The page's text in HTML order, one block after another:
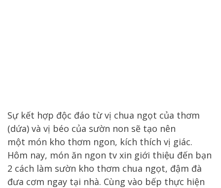
Sự kết hợp độc đáo từ vị chua ngọt của thơm
(dứa) và vị béo của sườn non sẽ tạo nên
một món kho thơm ngon, kích thích vị giác.
Hôm nay, món ăn ngon tv xin giới thiệu đến bạn
2 cách làm sườn kho thơm chua ngọt, đậm đà
đưa cơm ngay tại nhà. Cùng vào bếp thực hiện